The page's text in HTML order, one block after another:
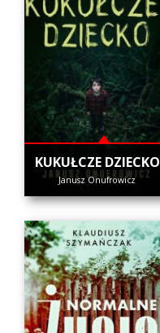
KUKUŁCZE DZIECKO
Janusz Onufrowicz